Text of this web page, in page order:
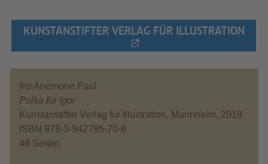
KUNSTANSTIFTER VERLAG FÜR ILLUSTRATION
Iris Anemone Paul
Polka für Igor
Kunstanstifter Verlag für Illustration, Mannheim, 2018
ISBN 978-3-942795-70-8
48 Seiten